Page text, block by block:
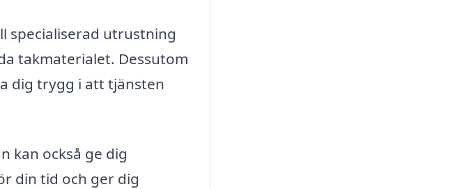
specialiserad utrustning
takmaterialet. Dessutom
dig trygg i att tjänsten
kan också ge dig
din tid och ger dig